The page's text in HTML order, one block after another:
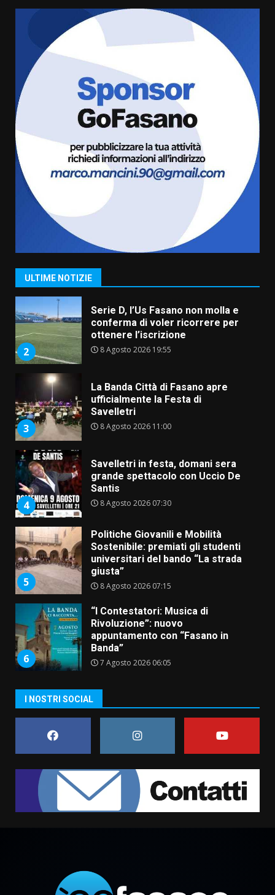
ULTIME NOTIZIE
Sostenibile: premiati gli studenti
universitari del bando “La strada
giusta”
8 Agosto 2026 07:15
“I Contestatori: Musica di
Rivoluzione”: nuovo
appuntamento con “Fasano in
Banda”
7 Agosto 2026 06:05
US Fasano, Scianaro: “Profonda
amarezza per esclusione dal
campionato di calcio”
7 Agosto 2026 06:00
1
Grande successo per la “Sagra
del Pesce Spada” a Savelletri
9 Agosto 2026 07:32
2
Serie D, l’Us Fasano non molla e
conferma di voler ricorrere per
ottenere l’iscrizione
8 Agosto 2026 19:55
3
La Banda Città di Fasano apre
ufficialmente la Festa di
Savelletri
8 Agosto 2026 11:00
4
Savelletri in festa, domani sera
grande spettacolo con Uccio De
Santis
8 Agosto 2026 07:30
5
Politiche Giovanili e Mobilità
Sostenibile: premiati gli studenti
universitari del bando “La strada
giusta”
8 Agosto 2026 07:15
6
“I Contestatori: Musica di
Rivoluzione”: nuovo
appuntamento con “Fasano in
Banda”
7 Agosto 2026 06:05
amarezza per esclusione dal
campionato di calcio”
7 Agosto 2026 06:00
1
Grande successo per la “Sagra
del Pesce Spada” a Savelletri
9 Agosto 2026 07:32
ottenere l’iscrizione
8 Agosto 2026 19:55
I NOSTRI SOCIAL